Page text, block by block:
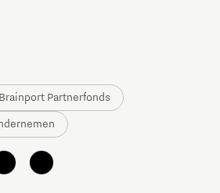
Brainport Partnerfonds